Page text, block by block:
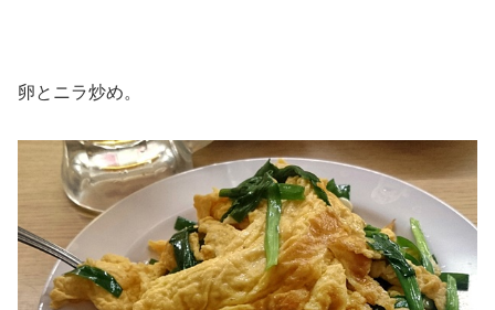
卵とニラ炒め。